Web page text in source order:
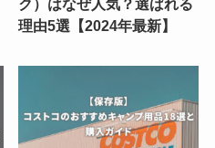
ク）はなぜ人気？選ばれる
理由5選【2024年最新】